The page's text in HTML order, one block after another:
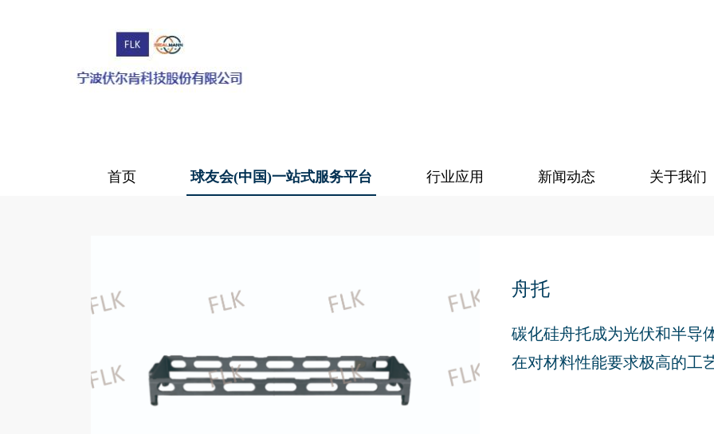
首页 球友会(中国)一站式服务平台 行业应用 新闻动态 关于我们
舟托
碳化硅舟托成为光伏和半导
在对材料性能要求极高的工